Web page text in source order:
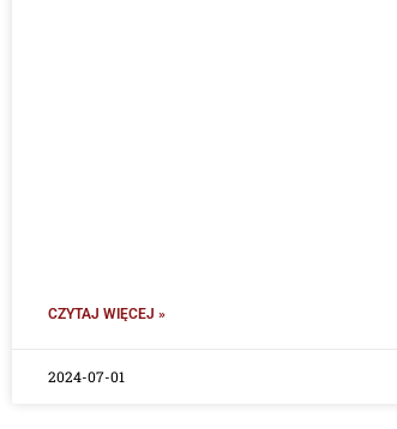
CZYTAJ WIĘCEJ »
2024-07-01